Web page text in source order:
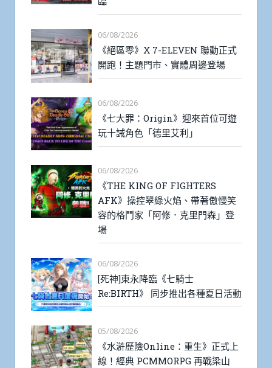
06/08/2026
《絕區零》X 7-ELEVEN 聯動正式
開跑！主題門市、實體周邊登場
06/08/2026
《七大罪：Origin》迎來首位可遊
玩十誡角色「德里艾利」
06/08/2026
《THE KING OF FIGHTERS
AFK》操控翠綠火焰、帶著傲慢笑
容的格鬥家「阿修．克里門森」登
場
06/08/2026
[死神]東永降臨《七騎士
Re:BIRTH》 同步推出各種夏日活動
05/08/2026
《水滸歷險Online：重生》正式上
線！經典 PCMMORPG 再戰梁山